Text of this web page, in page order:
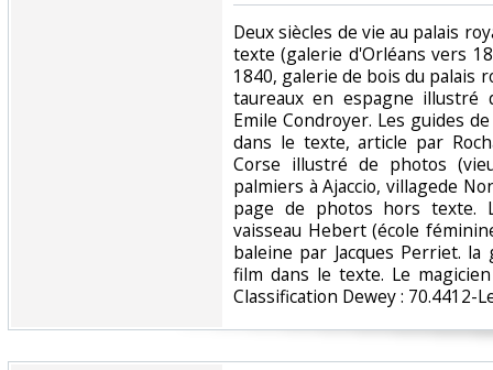
‎Deux siècles de vie au palais
texte (galerie d'Orléans vers
1840, galerie de bois du palais
taureaux en espagne
Emile Condroyer. Les guides
dans le texte, article par
Corse illustré de photos
palmiers à Ajaccio, villagede
page de photos hors texte.
vaisseau Hebert (école
baleine par Jacques Perriet.
film dans le texte. Le
Classification Dewey : 70.4412-